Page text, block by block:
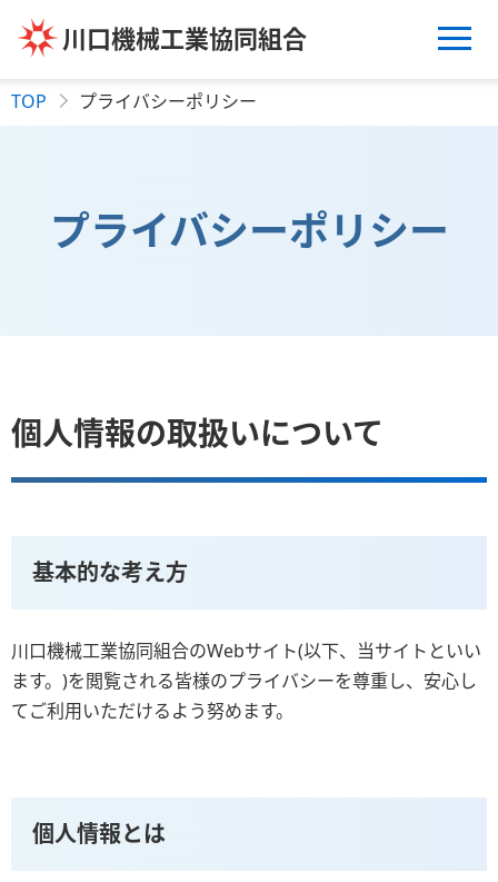
川口機械工業協同組合
TOP プライバシーポリシー
プライバシーポリシー
個人情報の取扱いについて
基本的な考え方
川口機械工業協同組合のWebサイト(以下、当サイトといい
ます。)を閲覧される皆様のプライバシーを尊重し、安心し
てご利用いただけるよう努めます。
個人情報とは